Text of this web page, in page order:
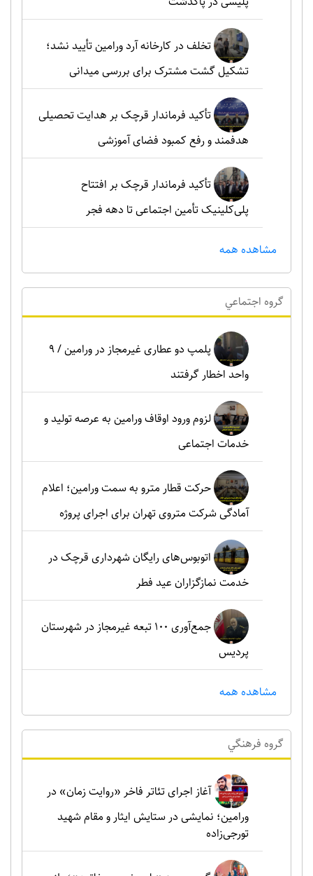
تخلف در کارخانه آرد ورامین تأیید نشد؛
تشکیل گشت مشترک برای بررسی میدانی
تأکید فرماندار قرچک بر هدایت تحصیلی
هدفمند و رفع کمبود فضای آموزشی
تأکید فرماندار قرچک بر افتتاح
پلی‌کلینیک تأمین اجتماعی تا دهه فجر
مشاهده همه
گروه اجتماعي
پلمپ دو عطاری غیرمجاز در ورامین / ۹
واحد اخطار گرفتند
لزوم ورود اوقاف ورامین به عرصه تولید و
خدمات اجتماعی
حرکت قطار مترو به سمت ورامین؛ اعلام
آمادگی شرکت متروی تهران برای اجرای پروژه
اتوبوس‌های رایگان شهرداری قرچک در
خدمت نمازگزاران عید فطر
جمع‌آوری ۱۰۰ تبعه غیرمجاز در شهرستان
پردیس
مشاهده همه
گروه فرهنگي
آغاز اجرای تئاتر فاخر «روایت زمان» در
ورامین؛ نمایشی در ستایش ایثار و مقام شهید
تورجی‌زاده